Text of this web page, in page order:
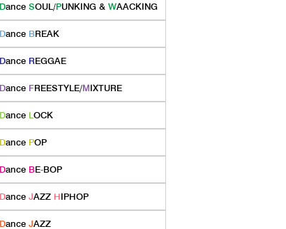
Dance SOUL/PUNKING & WAACKING
Dance BREAK
Dance REGGAE
Dance FREESTYLE/MIXTURE
Dance LOCK
Dance POP
Dance BE-BOP
Dance JAZZ HIPHOP
Dance JAZZ